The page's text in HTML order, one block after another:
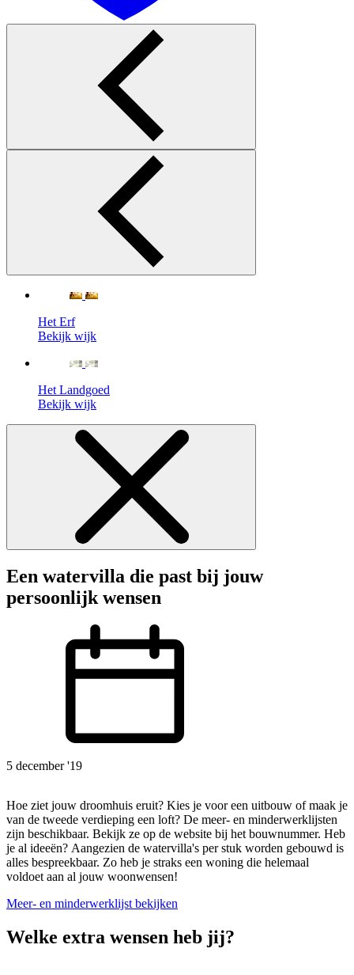
Het Erf
Bekijk wijk
Het Landgoed
Bekijk wijk
Een watervilla die past bij jouw
persoonlijk wensen
5 december '19
Hoe ziet jouw droomhuis eruit? Kies je voor een uitbouw of maak je
van de tweede verdieping een loft? De meer- en minderwerklijsten
zijn beschikbaar. Bekijk ze op de website bij het bouwnummer. Heb
je al ideeën? Aangezien de watervilla's per stuk worden gebouwd is
alles bespreekbaar. Zo heb je straks een woning die helemaal
voldoet aan al jouw woonwensen!
Meer- en minderwerklijst bekijken
Welke extra wensen heb jij?